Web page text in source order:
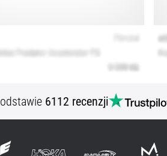
6112 recenzji